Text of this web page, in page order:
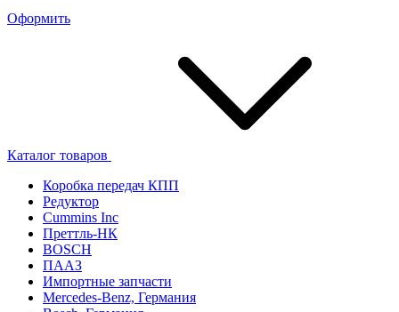
Оформить
Каталог товаров
Коробка передач КПП
Редуктор
Cummins Inc
Преттль-НК
BOSCH
ПААЗ
Импортные запчасти
Mercedes-Benz, Германия